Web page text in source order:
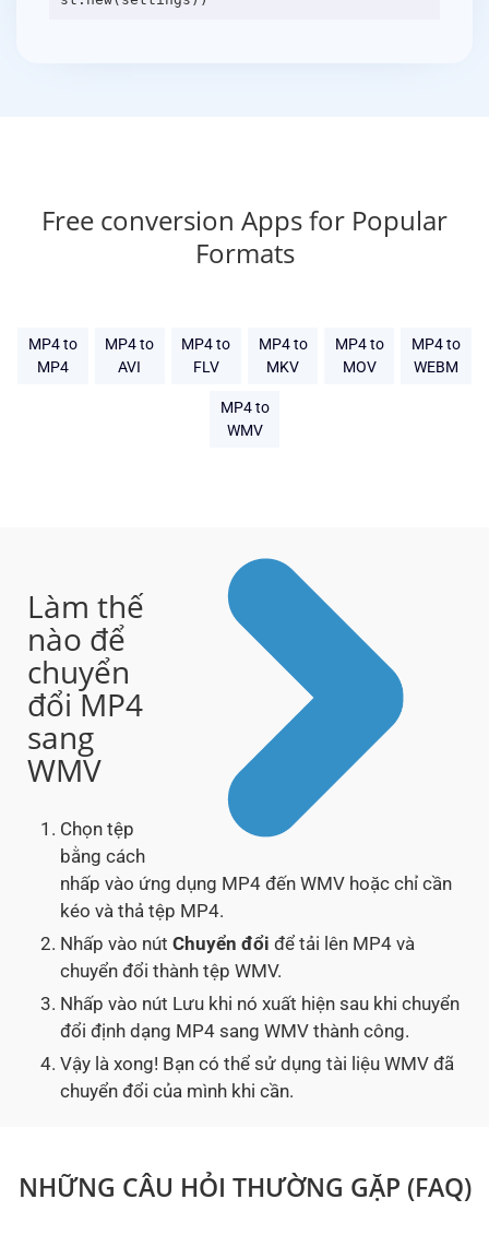
Free conversion Apps for Popular
Formats
MP4 to
MP4
MP4 to
AVI
MP4 to
FLV
MP4 to
MKV
MP4 to
MOV
MP4 to
WEBM
MP4 to
WMV
Làm thế
nào để
chuyển
đổi MP4
sang
WMV
Chọn tệp
bằng cách
nhấp vào ứng dụng MP4 đến WMV hoặc chỉ cần
kéo và thả tệp MP4.
Nhấp vào nút Chuyển đổi để tải lên MP4 và
chuyển đổi thành tệp WMV.
Nhấp vào nút Lưu khi nó xuất hiện sau khi chuyển
đổi định dạng MP4 sang WMV thành công.
Vậy là xong! Bạn có thể sử dụng tài liệu WMV đã
chuyển đổi của mình khi cần.
NHỮNG CÂU HỎI THƯỜNG GẶP (FAQ)